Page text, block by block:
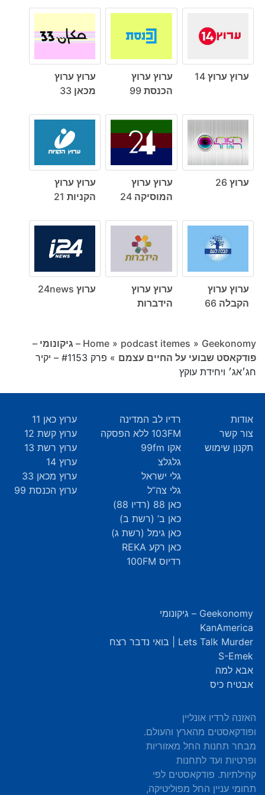
ערוץ ערוץ 14
ערוץ ערוץ
הכנסת 99
ערוץ ערוץ
מכאן 33
ערוץ 26
ערוץ ערוץ
המוסיקה 24
ערוץ ערוץ
הקניות 21
ערוץ ערוץ
הקבלה 66
ערוץ ערוץ
הידברות
ערוץ 24news
Home » podcast itemes »
Geekonomy – גיקונומי –
פודקאסט שבועי על החיים עצמם »
פרק #1153 – יקיר
חג׳אג׳ ויחידת עוקץ
אודות
צור קשר
תקנון שימוש
רדיו לב המדינה
103FM ללא הפסקה
אקו 99fm
גלגלצ
גלי ישראל
גלי צה”ל
כאן 88 (רדיו 88)
כאן ב’ (רשת ב)
כאן גימל (רשת ג)
כאן רקע REKA
רדיוס 100FM
ערוץ כאן 11
ערוץ קשת 12
ערוץ רשת 13
ערוץ 14
ערוץ מכאן 33
ערוץ הכנסת 99
Geekonomy – גיקונומי
KanAmerica
Lets Talk Murder | בואי נדבר רצח
S-Emek
אבא למה
אבטיח כיס
האזנה לרדיו אונליין
ופודקאסטים מהארץ והעולם.
מבחר תחנות החל מאזוריות
ופרטיות ועד לתחנות
קהילתיות. פודקאסטים לפי
תחומי עניין החל מפוליטיקה,